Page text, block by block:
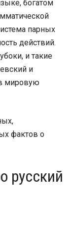
богатом
парных
действий.
и такие
и
мировую
фактов о
русский